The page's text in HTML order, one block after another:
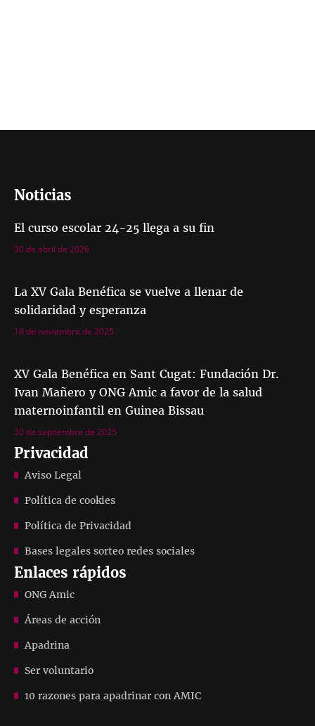
Noticias
El curso escolar 24-25 llega a su fin
30 de abril de 2026
La XV Gala Benéfica se vuelve a llenar de
solidaridad y esperanza
18 de noviembre de 2025
XV Gala Benéfica en Sant Cugat: Fundación Dr.
Ivan Mañero y ONG Amic a favor de la salud
maternoinfantil en Guinea Bissau
30 de septiembre de 2025
Privacidad
Aviso Legal
Política de cookies
Política de Privacidad
Bases legales sorteo redes sociales
Enlaces rápidos
ONG Amic
Áreas de acción
Apadrina
Ser voluntario
10 razones para apadrinar con AMIC